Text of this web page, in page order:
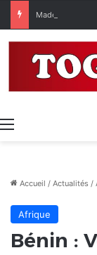
Menu
Accueil / Actualités /
Afrique
Bénin :